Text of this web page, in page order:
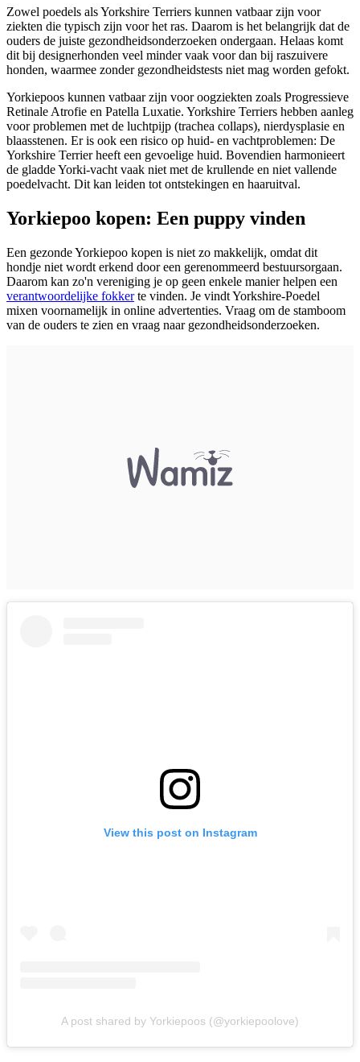
Zowel poedels als Yorkshire Terriers kunnen vatbaar zijn voor
ziekten die typisch zijn voor het ras. Daarom is het belangrijk dat de
ouders de juiste gezondheidsonderzoeken ondergaan. Helaas komt
dit bij designerhonden veel minder vaak voor dan bij raszuivere
honden, waarmee zonder gezondheidstests niet mag worden gefokt.
Yorkiepoos kunnen vatbaar zijn voor oogziekten zoals Progressieve
Retinale Atrofie en Patella Luxatie. Yorkshire Terriers hebben aanleg
voor problemen met de luchtpijp (trachea collaps), nierdysplasie en
blaasstenen. Er is ook een risico op huid- en vachtproblemen: De
Yorkshire Terrier heeft een gevoelige huid. Bovendien harmonieert
de gladde Yorki-vacht vaak niet met de krullende en niet vallende
poedelvacht. Dit kan leiden tot ontstekingen en haaruitval.
Yorkiepoo kopen: Een puppy vinden
Een gezonde Yorkiepoo kopen is niet zo makkelijk, omdat dit
hondje niet wordt erkend door een gerenommeerd bestuursorgaan.
Daarom kan zo'n vereniging je op geen enkele manier helpen een
verantwoordelijke fokkerte vinden. Je vindt Yorkshire-Poedel
mixen voornamelijk in online advertenties. Vraag om de stamboom
van de ouders te zien en vraag naar gezondheidsonderzoeken.
View this post on Instagram
A post shared by Yorkiepoos (@yorkiepoolove)